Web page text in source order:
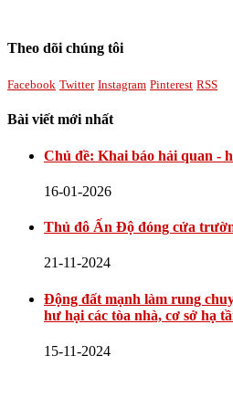
Theo dõi chúng tôi
Facebook Twitter Instagram Pinterest RSS
Bài viết mới nhất
Chủ đề: Khai báo hải quan -
16-01-2026
Thủ đô Ấn Độ đóng cửa
21-11-2024
Động đất mạnh làm rung
hư hại các tòa nhà, cơ sở hạ
15-11-2024